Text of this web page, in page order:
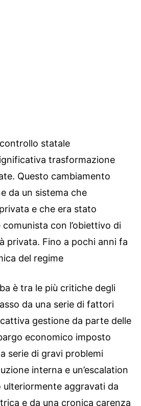
statale
trasformazione
Questo cambiamento
da un sistema che
e che era stato
con l’obiettivo di
privata. Fino a pochi anni fa
del regime
è tra le più critiche degli
da una serie di fattori
gestione da parte delle
economico imposto
serie di gravi problemi
interna e un’escalation
ulteriormente aggravati da
e da una cronica carenza